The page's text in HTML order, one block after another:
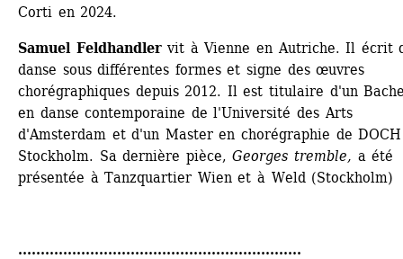
Corti en 2024.
Samuel Feldhandlervit à Vienne en Autriche. Il écrit
danse sous différentes formes et signe des œuvres
chorégraphiques depuis 2012. Il est titulaire d'un
en danse contemporaine de l'Université des Arts
d'Amsterdam et d'un Master en chorégraphie de
Stockholm. Sa dernière pièce, Georges tremble, a été
présentée à Tanzquartier Wien et à Weld (Stockholm)
...............................................................